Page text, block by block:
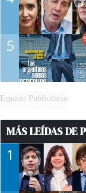
5
Espacio Publicitario
MÁS LEÍDAS DE
1